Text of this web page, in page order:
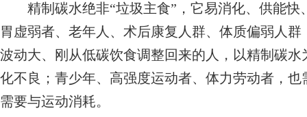
精制碳水绝非“垃圾主食”，它易消化、供能快
胃虚弱者、老年人、术后康复人群、体质偏弱人
波动大、刚从低碳饮食调整回来的人，以精制碳
化不良；青少年、高强度运动者、体力劳动者，
需要与运动消耗。